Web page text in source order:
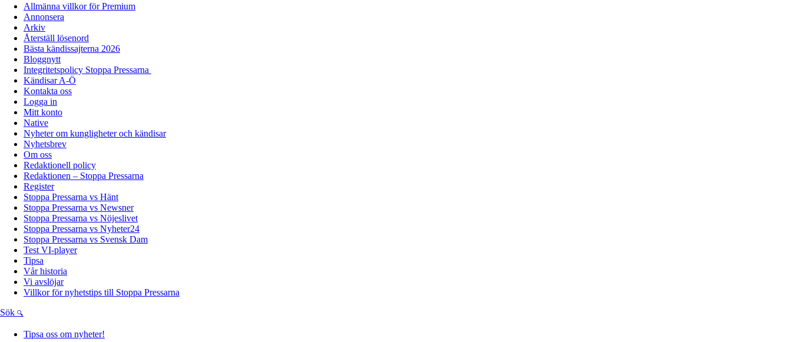
Allmänna villkor för Premium
Annonsera
Arkiv
Återställ lösenord
Bästa kändissajterna 2026
Bloggnytt
Integritetspolicy Stoppa Pressarna
Kändisar A-Ö
Kontakta oss
Logga in
Mitt konto
Native
Nyheter om kungligheter och kändisar
Nyhetsbrev
Om oss
Redaktionell policy
Redaktionen – Stoppa Pressarna
Register
Stoppa Pressarna vs Hänt
Stoppa Pressarna vs Newsner
Stoppa Pressarna vs Nöjeslivet
Stoppa Pressarna vs Nyheter24
Stoppa Pressarna vs Svensk Dam
Test VI-player
Tipsa
Vår historia
Vi avslöjar
Villkor för nyhetstips till Stoppa Pressarna
Sök
Tipsa oss om nyheter!